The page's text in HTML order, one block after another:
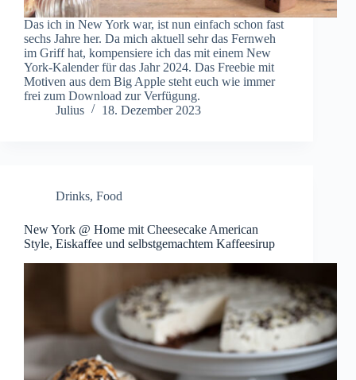
Das ich in New York war, ist nun einfach schon fast
sechs Jahre her. Da mich aktuell sehr das Fernweh
im Griff hat, kompensiere ich das mit einem New
York-Kalender für das Jahr 2024. Das Freebie mit
Motiven aus dem Big Apple steht euch wie immer
frei zum Download zur Verfügung.
Julius
18. Dezember 2023
Drinks, Food
New York @ Home mit Cheesecake American
Style, Eiskaffee und selbstgemachtem Kaffeesirup